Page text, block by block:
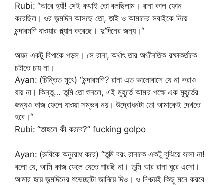
Rubi: “আরে হ্যাঁ! সেই কথাই তো বলছিলাম। রানা কাল ফোন
করেছিল। ওর জন্মদিন আসছে তো, তাই ও আমাদের সবাইকে নিয়ে
মন্দারমণি যাওয়ার প্ল্যান করেছে। দু’দিনের জন্য।“
অয়ন একটু বিপাকে পড়ল। সে রানা, অর্থাৎ তার অর্থনৈতিক রক্ষাকর্তাকে
চটাতে চায় না।
Ayan: (চিন্তিত মুখে) “মন্দারমণি? রানা এত ভালোবাসে যে না করাও
যায় না। কিন্তু… তুমি তো শুনলে, এই মুহূর্তে আমার পক্ষে এক মুহূর্তের
জন্যও কাজ ফেলে যাওয়া সম্ভব নয়। উদ্বোধনটা তো আমাকেই দেখতে
হবে।“
Rubi: “তাহলে কী করবে?” fucking golpo
Ayan: (রুবিকে অনুরোধ করে) “তুমি বরং রানাকে একটু বুঝিয়ে বলো না!
বলো যে, আমি কাজ ফেলে যেতে পারছি না। তুমি আর রানা ঘুরে এসো।
আমার হয়ে জন্মদিনের শুভেচ্ছাটা জানিয়ে দিও। ও নিশ্চয়ই কিছু মনে করবে